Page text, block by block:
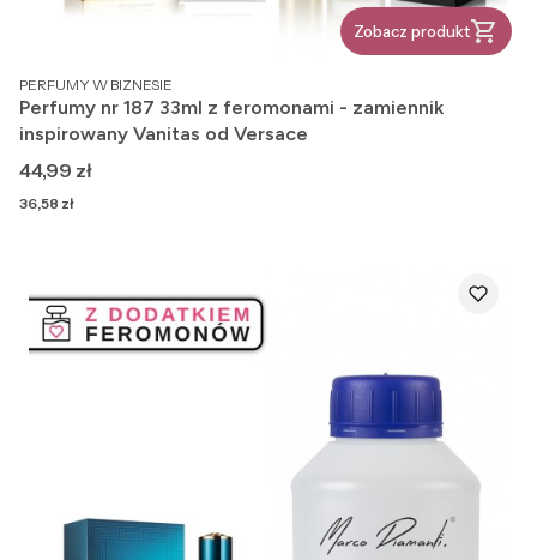
Zobacz produkt
PRODUCENT
PERFUMY W BIZNESIE
Perfumy nr 187 33ml z feromonami - zamiennik
inspirowany Vanitas od Versace
Cena
44,99 zł
Cena
36,58 zł